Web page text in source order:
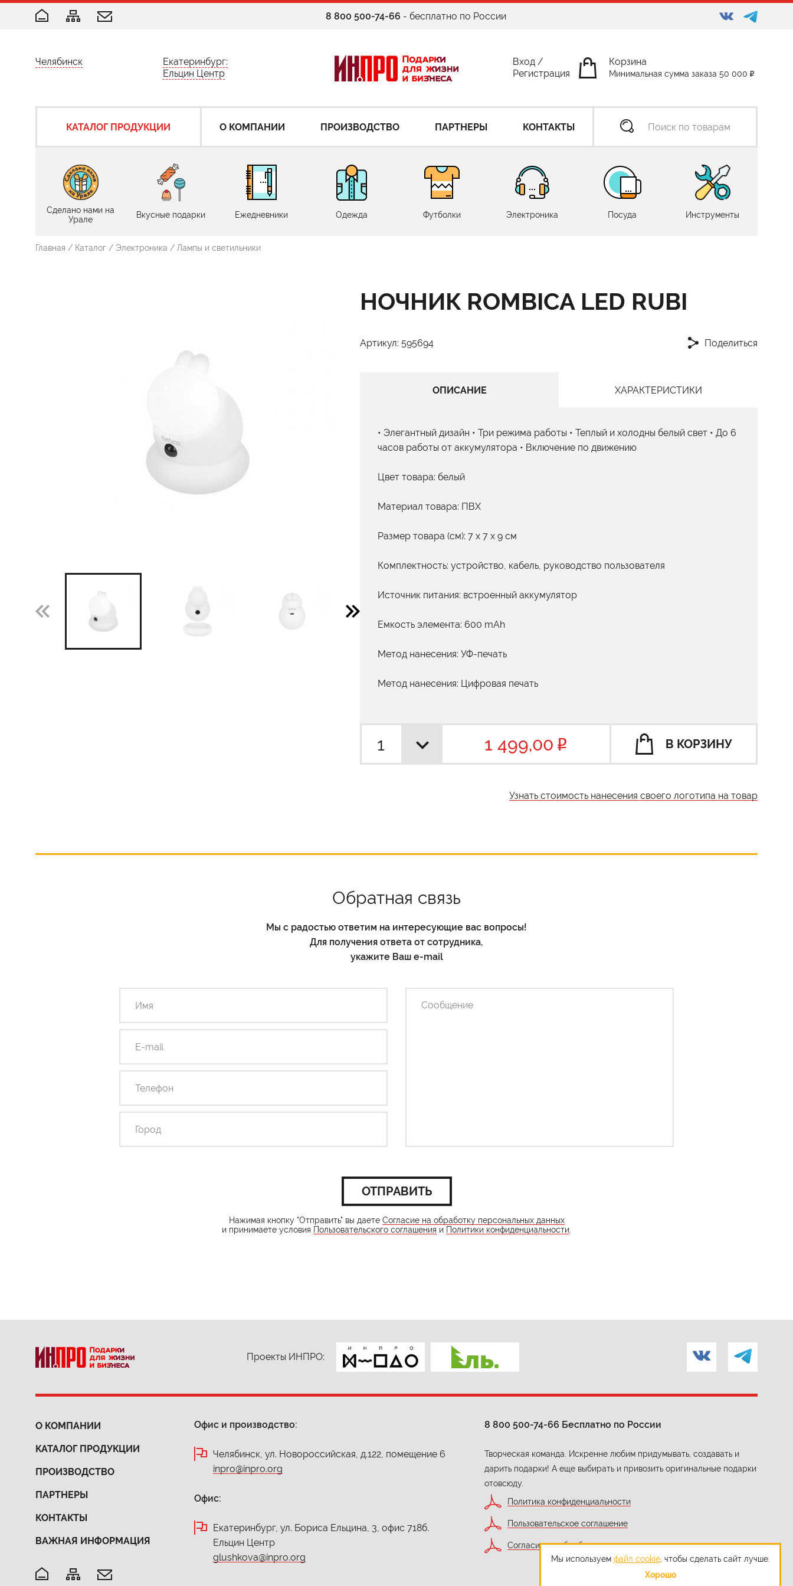
8 800 500-74-66 - бесплатно по России
Челябинск
Екатеринбург:
Ельцин Центр
Вход /
Регистрация
Корзина
Минимальная сумма заказа 50 000
КАТАЛОГ ПРОДУКЦИИ О КОМПАНИИ ПРОИЗВОДСТВО ПАРТНЕРЫ КОНТАКТЫ
Сделано нами на
Урале
Вкусные подарки Ежедневники Одежда Футболки Электроника Посуда Инструменты
Главная / Каталог / Электроника / Лампы и светильники
НОЧНИК ROMBICA LED RUBI
Артикул: 595694 Поделиться
ОПИСАНИЕ ХАРАКТЕРИСТИКИ
• Элегантный дизайн • Три режима работы • Теплый и холодны белый свет • До 6
часов работы от аккумулятора • Включение по движению
Цвет товара: белый
Материал товара: ПВХ
Размер товара (см): 7 х 7 х 9 см
Комплектность: устройство, кабель, руководство пользователя
Источник питания: встроенный аккумулятор
Емкость элемента: 600 mAh
Метод нанесения: УФ-печать
Метод нанесения: Цифровая печать
1 499,00 В КОРЗИНУ
Узнать стоимость нанесения своего логотипа на товар
Обратная связь
Мы с радостью ответим на интересующие вас вопросы!
Для получения ответа от сотрудника,
укажите Ваш e-mail
ОТПРАВИТЬ
Нажимая кнопку "Отправить" вы даете Согласие на обработку персональных данных
и принимаете условия Пользовательского соглашения и Политики конфиденциальности
Проекты ИНПРО:
О КОМПАНИИ
КАТАЛОГ ПРОДУКЦИИ
ПРОИЗВОДСТВО
ПАРТНЕРЫ
КОНТАКТЫ
ВАЖНАЯ ИНФОРМАЦИЯ
Офис и производство:
Челябинск, ул. Новороссийская, д.122, помещение 6
inpro@inpro.org
Офис:
Екатеринбург, ул. Бориса Ельцина, 3, офис 718б.
Ельцин Центр
glushkova@inpro.org
8 800 500-74-66 Бесплатно по России
Творческая команда. Искренне любим придумывать, создавать и
дарить подарки! А еще выбирать и привозить оригинальные подарки
отовсюду.
Политика конфиденциальности
Пользовательское соглашение
Согласие на обработку персональных данных
Мы используем файл cookie, чтобы сделать сайт лучше.
Хорошо